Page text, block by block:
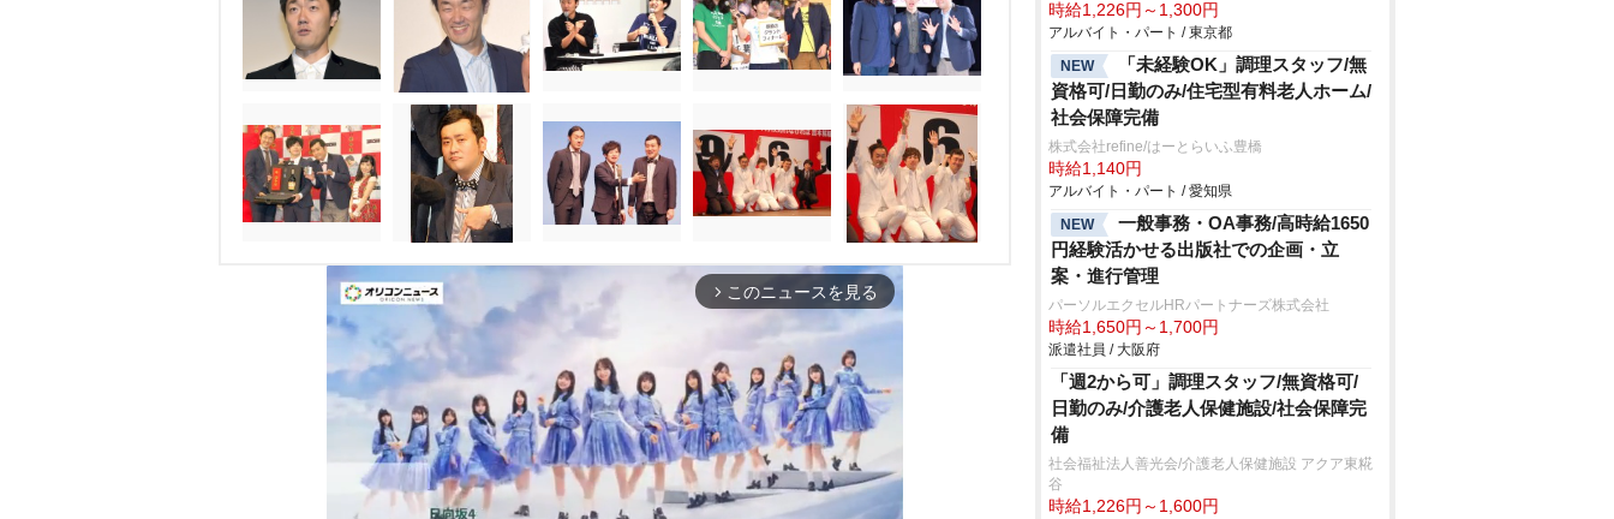
arrow_forward_ios このニュースを見る
時給1,226円～1,300円
アルバイト・パート / 東京都
NEW
「未経験OK」調理スタッフ/無
資格可/日勤のみ/住宅型有料老人ホーム/
社会保障完備
株式会社refine/はーとらいふ豊橋
時給1,140円
アルバイト・パート / 愛知県
NEW
一般事務・OA事務/高時給1650
円経験活かせる出版社での企画・立
案・進行管理
パーソルエクセルHRパートナーズ株式会社
時給1,650円～1,700円
派遣社員 / 大阪府
「週2から可」調理スタッフ/無資格可/
日勤のみ/介護老人保健施設/社会保障完
備
社会福祉法人善光会/介護老人保健施設 アクア東糀
谷
時給1,226円～1,600円